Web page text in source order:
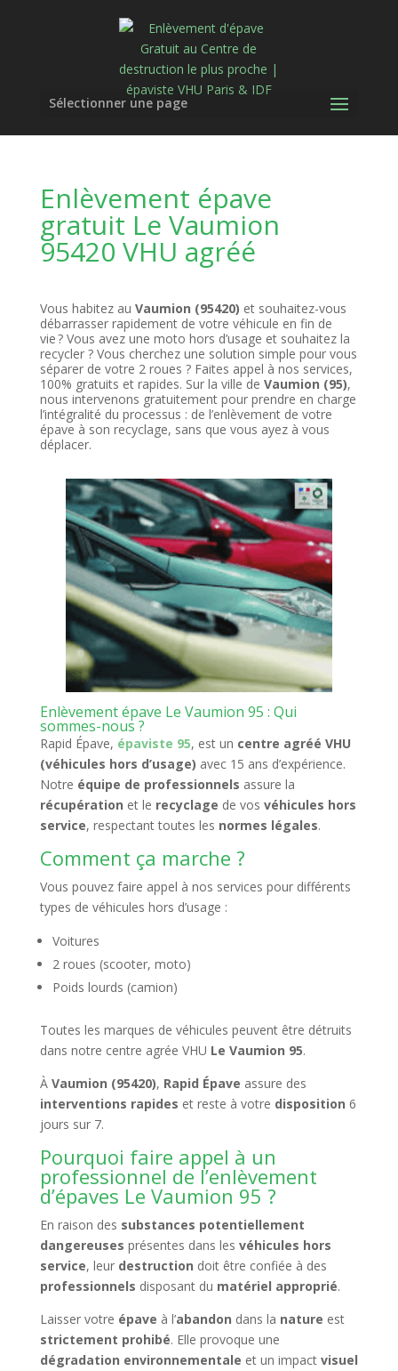
Sélectionner une page
Enlèvement épave
gratuit Le Vaumion
95420 VHU agréé
Vous habitez au Vaumion (95420) et souhaitez-vous
débarrasser rapidement de votre véhicule en fin de
vie ? Vous avez une moto hors d’usage et souhaitez la
recycler ? Vous cherchez une solution simple pour vous
séparer de votre 2 roues ? Faites appel à nos services,
100% gratuits et rapides. Sur la ville de Vaumion (95),
nous intervenons gratuitement pour prendre en charge
l’intégralité du processus : de l’enlèvement de votre
épave à son recyclage, sans que vous ayez à vous
déplacer.
Enlèvement épave Le Vaumion 95 : Qui
sommes-nous ?
Rapid Épave, épaviste 95, est un centre agréé VHU
(véhicules hors d’usage) avec 15 ans d’expérience.
Notre équipe de professionnels assure la
récupération et le recyclage de vos véhicules hors
service, respectant toutes les normes légales.
Comment ça marche ?
Vous pouvez faire appel à nos services pour différents
types de véhicules hors d’usage :
Voitures
2 roues (scooter, moto)
Poids lourds (camion)
Toutes les marques de véhicules peuvent être détruits
dans notre centre agrée VHU Le Vaumion 95.
À Vaumion (95420), Rapid Épave assure des
interventions rapides et reste à votre disposition 6
jours sur 7.
Pourquoi faire appel à un
professionnel de l’enlèvement
d’épaves Le Vaumion 95 ?
En raison des substances potentiellement
dangereuses présentes dans les véhicules hors
service, leur destruction doit être confiée à des
professionnels disposant du matériel approprié.
Laisser votre épave à l’abandon dans la nature est
strictement prohibé. Elle provoque une
dégradation environnementale et un impact visuel